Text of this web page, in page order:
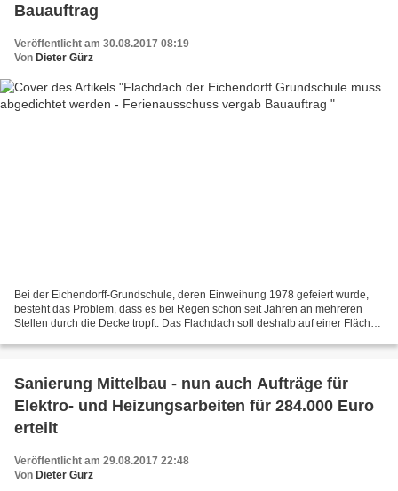
Bauauftrag
Veröffentlicht am 30.08.2017 08:19
Von Dieter Gürz
Bei der Eichendorff-Grundschule, deren Einweihung 1978 gefeiert wurde,
besteht das Problem, dass es bei Regen schon seit Jahren an mehreren
Stellen durch die Decke tropft. Das Flachdach soll deshalb auf einer Fläche
Sanierung Mittelbau - nun auch Aufträge für
Elektro- und Heizungsarbeiten für 284.000 Euro
erteilt
Veröffentlicht am 29.08.2017 22:48
Von Dieter Gürz